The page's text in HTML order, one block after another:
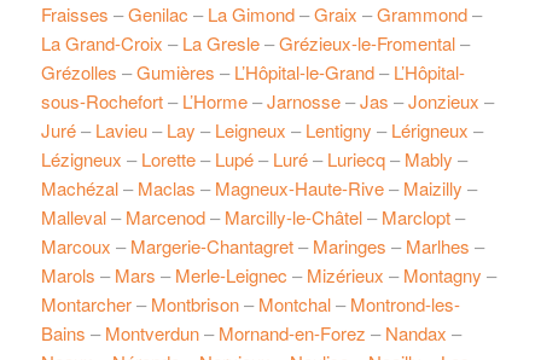
Fraisses –Genilac –La Gimond–Graix –Grammond–
La Grand-Croix –La Gresle–Grézieux-le-Fromental–
Grézolles –Gumières –L’Hôpital-le-Grand–L’Hôpital-
sous-Rochefort–L’Horme–Jarnosse–Jas –Jonzieux –
Juré–Lavieu–Lay –Leigneux –Lentigny –Lérigneux –
Lézigneux –Lorette–Lupé–Luré–Luriecq–Mably –
Machézal–Maclas –Magneux-Haute-Rive–Maizilly –
Malleval–Marcenod–Marcilly-le-Châtel–Marclopt–
Marcoux –Margerie-Chantagret–Maringes –Marlhes –
Marols –Mars –Merle-Leignec –Mizérieux –Montagny –
Montarcher–Montbrison–Montchal–Montrond-les-
Bains –Montverdun–Mornand-en-Forez –Nandax –